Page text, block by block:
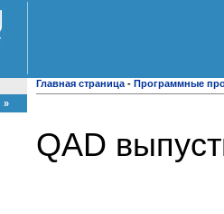
Главная страница - Программные
QAD